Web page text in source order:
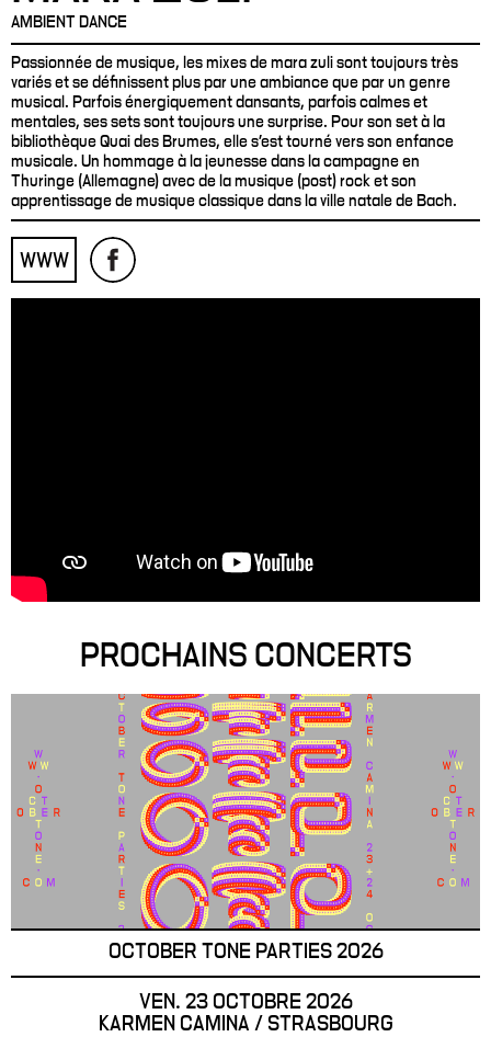
AMBIENT DANCE
Passionnée de musique, les mixes de mara zuli sont toujours très
variés et se définissent plus par une ambiance que par un genre
musical. Parfois énergiquement dansants, parfois calmes et
mentales, ses sets sont toujours une surprise. Pour son set à la
bibliothèque Quai des Brumes, elle s'est tourné vers son enfance
musicale. Un hommage à la jeunesse dans la campagne en
Thuringe (Allemagne) avec de la musique (post) rock et son
apprentissage de musique classique dans la ville natale de Bach.
WWW
PROCHAINS CONCERTS
OCTOBER TONE PARTIES 2026
VEN. 23 OCTOBRE 2026
KARMEN CAMINA / STRASBOURG